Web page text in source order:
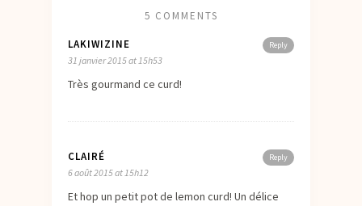
5 COMMENTS
Reply
LAKIWIZINE
31 janvier 2015 at 15h53
Très gourmand ce curd!
Reply
CLAIRÉ
6 août 2015 at 15h12
Et hop un petit pot de lemon curd! Un délice